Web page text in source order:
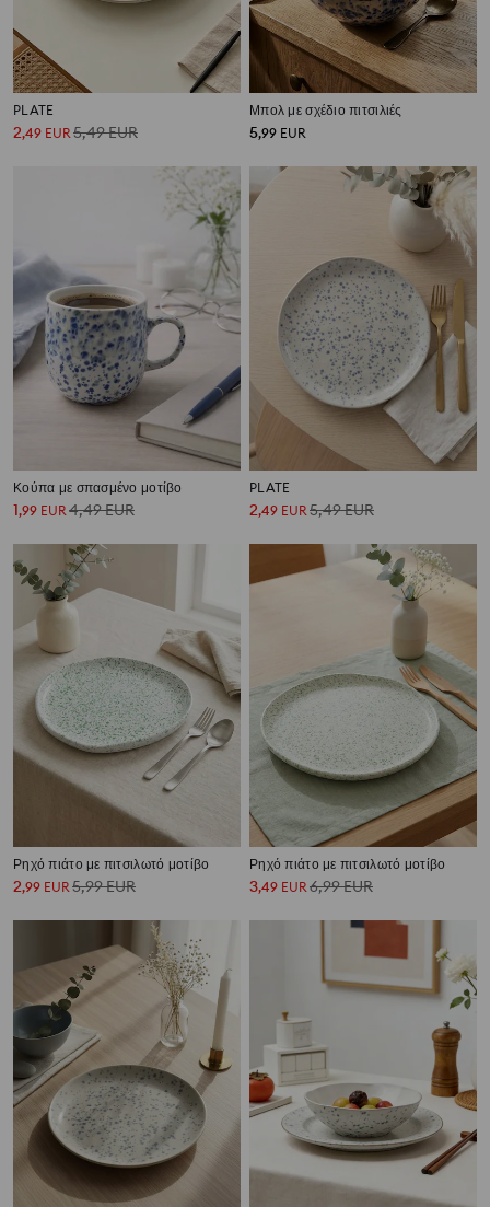
PLATE
2,49 EUR5,49EUR
Μπολ με σχέδιο πιτσιλιές
5,99 EUR
Κούπα με σπασμένο μοτίβο
1,99 EUR 4,49EUR
PLATE
2,49 EUR 5,49EUR
Ρηχό πιάτο με πιτσιλωτό μοτίβο
2,99 EUR5,99EUR
Ρηχό πιάτο με πιτσιλωτό μοτίβο
3,49 EUR6,99EUR